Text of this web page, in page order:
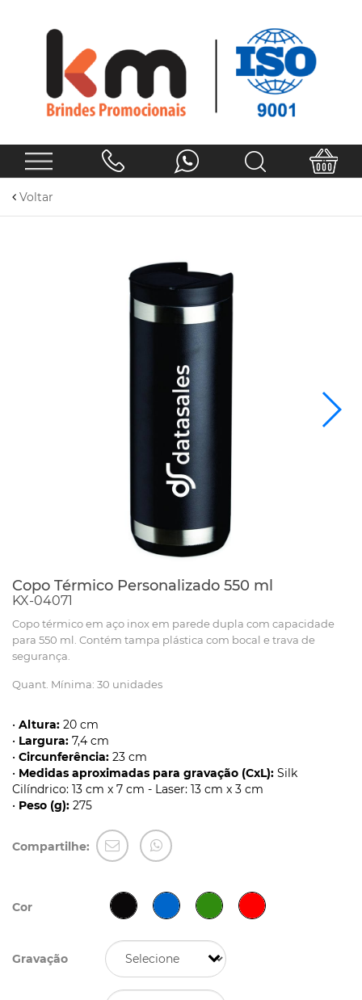
Voltar
Copo Térmico Personalizado 550 ml
KX-04071
Copo térmico em aço inox em parede dupla com capacidade
para 550 ml. Contém tampa plástica com bocal e trava de
segurança.
Quant. Mínima: 30 unidades
• Altura: 20 cm
• Largura: 7,4 cm
• Circunferência: 23 cm
• Medidas aproximadas para gravação (CxL): Silk
Cilíndrico: 13 cm x 7 cm - Laser: 13 cm x 3 cm
• Peso (g): 275
Compartilhe:
Cor
Gravação